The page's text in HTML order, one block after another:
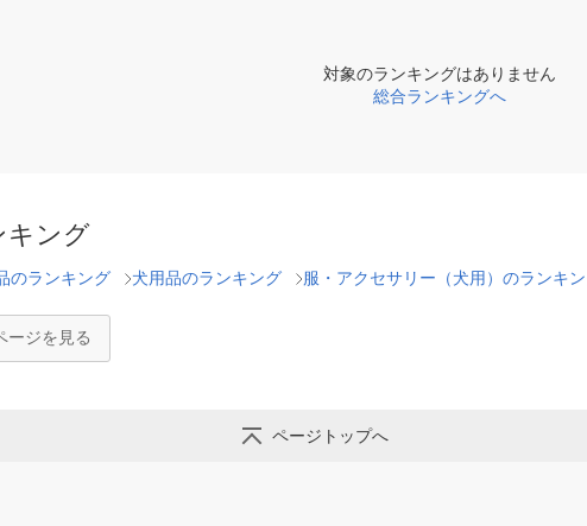
対象のランキングはありません
総合ランキングへ
キング
のランキング 犬用品のランキング 服・アクセサリー（犬用）のランキ
ージを見る
ページトップへ